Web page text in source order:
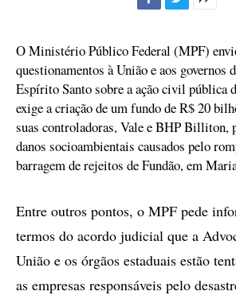
O Ministério Público Federal (MPF)
questionamentos à União e aos governos
Espírito Santo sobre a ação civil pública
exige a criação de um fundo de R$ 20
suas controladoras, Vale e BHP Billiton,
danos socioambientais causados pelo
barragem de rejeitos de Fundão, em
Entre outros pontos, o MPF pede
termos do acordo judicial que a
União e os órgãos estaduais estão
as empresas responsáveis pelo